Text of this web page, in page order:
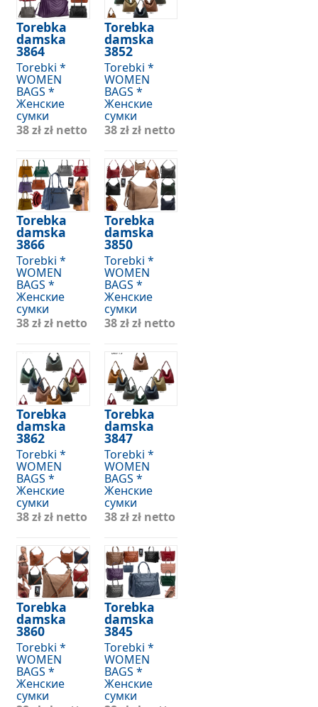
Torebka
damska
3864
Torebki *
WOMEN
BAGS *
Женские
сумки
38 złzł netto
Torebka
damska
3866
Torebki *
WOMEN
BAGS *
Женские
сумки
38 złzł netto
Torebka
damska
3862
Torebki *
WOMEN
BAGS *
Женские
сумки
38 złzł netto
Torebka
damska
3860
Torebki *
WOMEN
BAGS *
Женские
сумки
Torebka
damska
3852
Torebki *
WOMEN
BAGS *
Женские
сумки
38 złzł netto
Torebka
damska
3850
Torebki *
WOMEN
BAGS *
Женские
сумки
38 złzł netto
Torebka
damska
3847
Torebki *
WOMEN
BAGS *
Женские
сумки
38 złzł netto
Torebka
damska
3845
Torebki *
WOMEN
BAGS *
Женские
сумки